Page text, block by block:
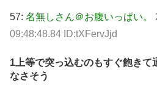
57: 名無しさん＠お腹いっぱい。
09:48:48.84 ID:tXFervJjd
1上等で突っ込むのもすぐ飽きて
なさそう